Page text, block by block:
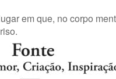
em que, no corpo